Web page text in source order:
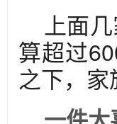
上面
算超过
之下，